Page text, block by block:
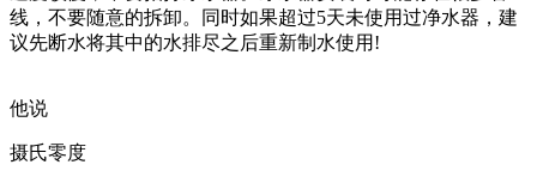
线，不要随意的拆卸。同时如果超过5天未使用过净水器，建
议先断水将其中的水排尽之后重新制水使用!
他说
摄氏零度